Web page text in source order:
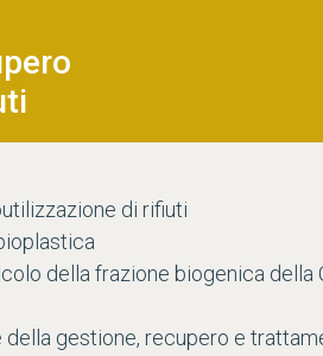
di rifiuti
della frazione biogenica della
gestione, recupero e